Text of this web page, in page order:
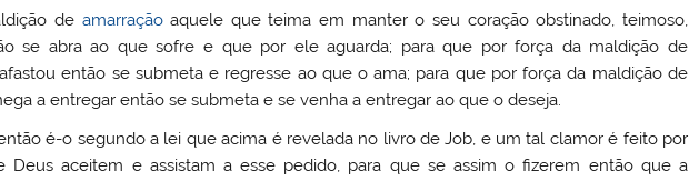
de amarraçãoaquele que teima em manter o seu coração obstinado, teimoso,
se abra ao que sofre e que por ele aguarda; para que por força da maldição de
então se submeta e regresse ao que o ama; para que por força da maldição de
a entregar então se submeta e se venha a entregar ao que o deseja.
é-o segundo a lei que acima é revelada no livro de Job, e um tal clamor é feito por
Deus aceitem e assistam a esse pedido, para que se assim o fizerem então que a